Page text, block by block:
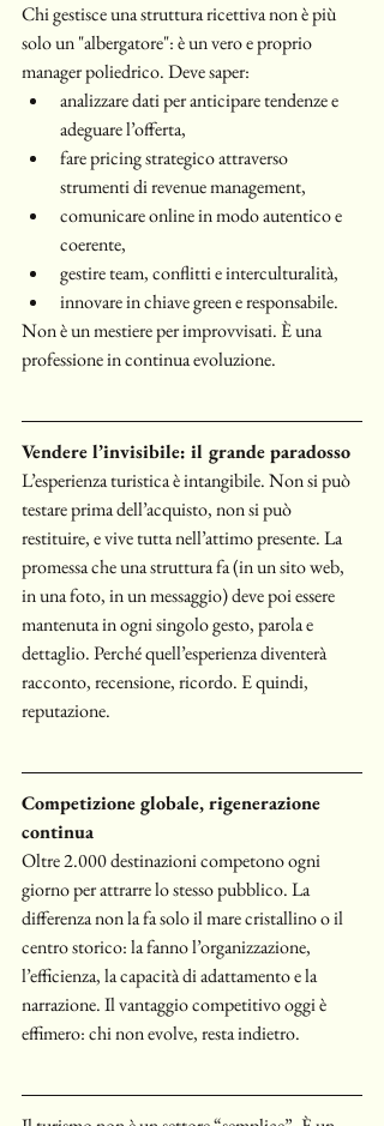
Chi gestisce una struttura ricettiva non è più
solo un "albergatore": è un vero e proprio
manager poliedrico. Deve saper:
analizzare dati per anticipare tendenze e
adeguare l’offerta,
fare pricing strategico attraverso
strumenti di revenue management,
comunicare online in modo autentico e
coerente,
gestire team, conflitti e interculturalità,
innovare in chiave green e responsabile.
Non è un mestiere per improvvisati. È una
professione in continua evoluzione.
Vendere l’invisibile: il grande paradosso
L’esperienza turistica è intangibile. Non si può
testare prima dell’acquisto, non si può
restituire, e vive tutta nell’attimo presente. La
promessa che una struttura fa (in un sito web,
in una foto, in un messaggio) deve poi essere
mantenuta in ogni singolo gesto, parola e
dettaglio. Perché quell’esperienza diventerà
racconto, recensione, ricordo. E quindi,
reputazione.
Competizione globale, rigenerazione
continua
Oltre 2.000 destinazioni competono ogni
giorno per attrarre lo stesso pubblico. La
differenza non la fa solo il mare cristallino o il
centro storico: la fanno l’organizzazione,
l’efficienza, la capacità di adattamento e la
narrazione. Il vantaggio competitivo oggi è
effimero: chi non evolve, resta indietro.